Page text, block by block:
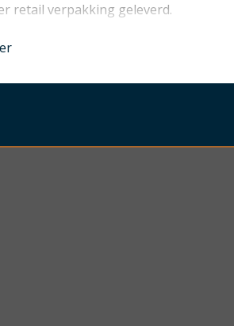
retail verpakking geleverd.